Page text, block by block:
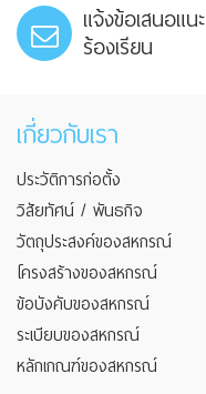
แจ้งข้อเสนอแนะ
ร้องเรียน
เกี่ยวกับเรา
ประวัติการก่อตั้ง
วิสัยทัศน์ / พันธกิจ
วัตถุประสงค์ของสหกรณ์
โครงสร้างของสหกรณ์
ข้อบังคับของสหกรณ์
ระเบียบของสหกรณ์
หลักเกณฑ์ของสหกรณ์